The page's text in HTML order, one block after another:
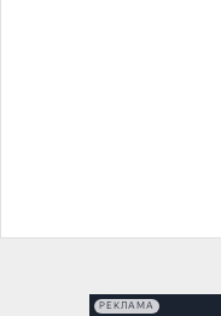
РЕКЛАМА